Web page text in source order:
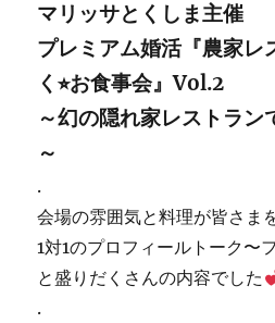
マリッサとくしま主催
プレミアム婚活『農家レ
く⭐︎お食事会』Vol.2
～幻の隠れ家レストラン
～
.
会場の雰囲気と料理が皆さま
1対1のプロフィールトーク〜
と盛りだくさんの内容でした
.